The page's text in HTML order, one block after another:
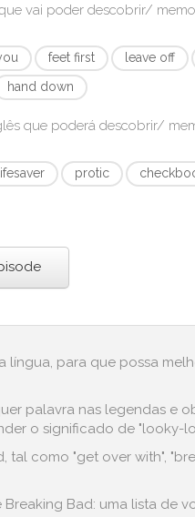
vai poder descobrir/
feet first leave off
hand down
que poderá descobrir/
lifesaver protic
para que possa
palavra nas legendas e
o significado de "looky-
como "get over with",
Bad: uma lista de